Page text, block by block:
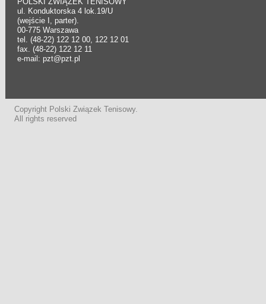
ul. Konduktorska 4 lok.19/U
(wejście I, parter).
00-775 Warszawa
tel. (48-22) 122 12 00, 122 12 01
fax. (48-22) 122 12 11
e-mail: pzt@pzt.pl
Copyright Polski Związek Tenisowy.
All rights reserved